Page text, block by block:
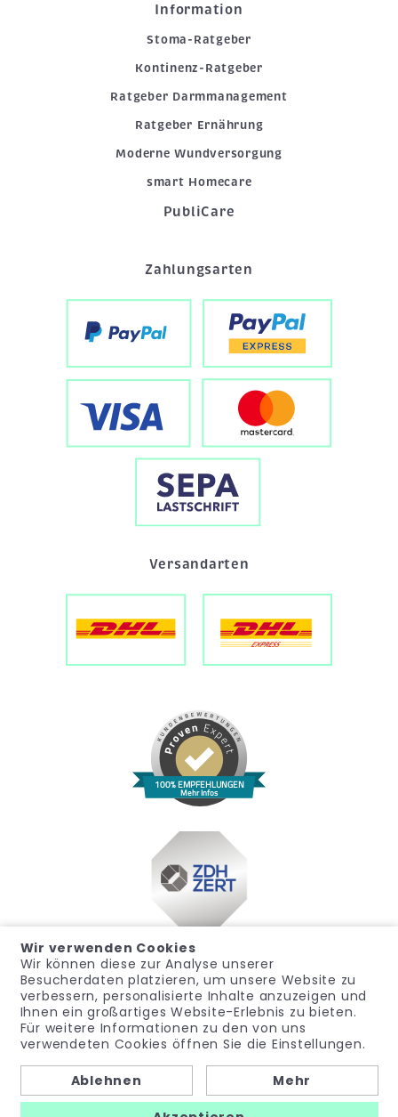
Information
Stoma-Ratgeber
Kontinenz-Ratgeber
Ratgeber Darmmanagement
Ratgeber Ernährung
Moderne Wundversorgung
smart Homecare
PubliCare
Zahlungsarten
Versandarten
100% EMPFEHLUNGEN
Mehr Infos
© noma-med – Ein Geschäftsbereich der PubliCare GmbH
Impressum Datenschutz
Widerrufsrecht
Wir verwenden Cookies
Wir können diese zur Analyse unserer
Besucherdaten platzieren, um unsere Website zu
verbessern, personalisierte Inhalte anzuzeigen und
Ihnen ein großartiges Website-Erlebnis zu bieten.
Für weitere Informationen zu den von uns
verwendeten Cookies öffnen Sie die Einstellungen.
Ablehnen Mehr